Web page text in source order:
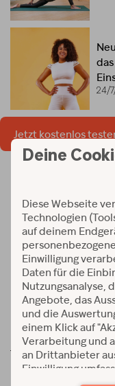
24/
Jetzt kostenlos
© 2026